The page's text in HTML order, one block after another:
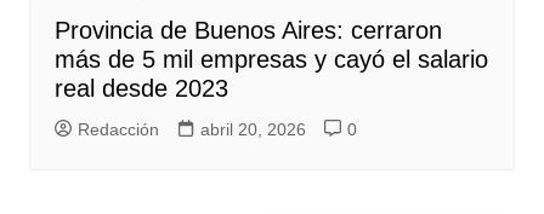
Provincia de Buenos Aires: cerraron
más de 5 mil empresas y cayó el salario
real desde 2023
Redacción abril 20, 2026 0